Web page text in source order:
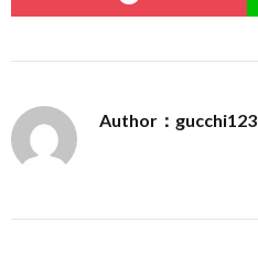
Author：gucchi123